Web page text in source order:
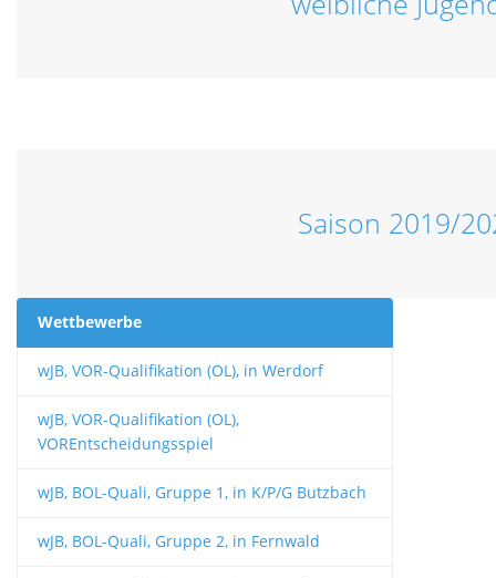
Saison 2019/
Wettbewerbe
wJB, VOR-Qualifikation (OL), in Werdorf
wJB, VOR-Qualifikation (OL),
VOREntscheidungsspiel
wJB, BOL-Quali, Gruppe 1, in K/P/G Butzbach
wJB, BOL-Quali, Gruppe 2, in Fernwald